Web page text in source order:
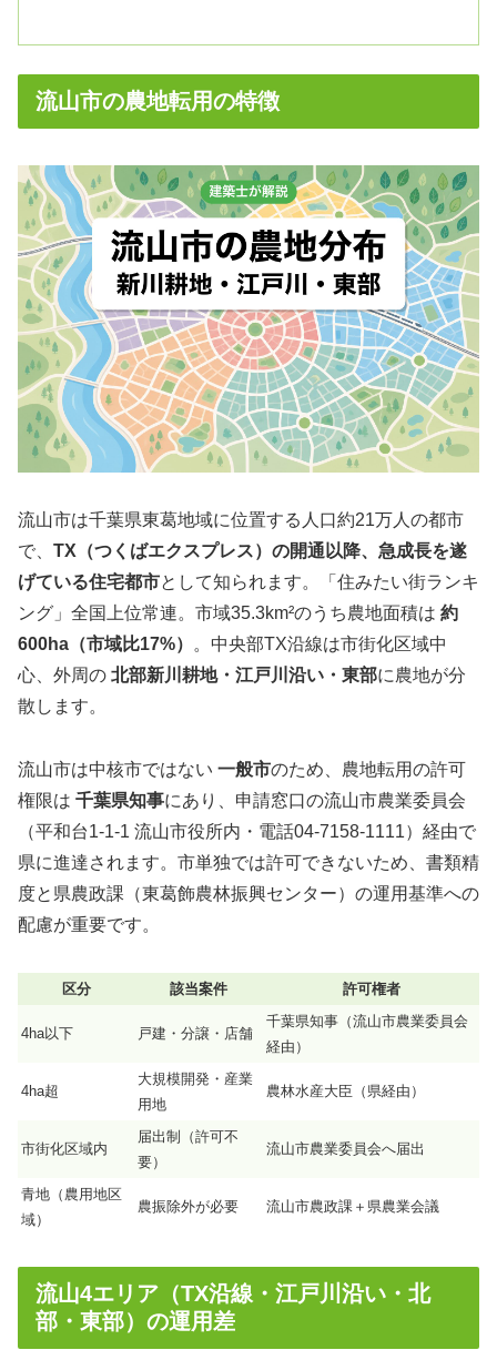
流山市の農地転用の特徴
流山市は千葉県東葛地域に位置する人口約21万人の都市
で、 TX（つくばエクスプレス）の開通以降、急成長を遂
げている住宅都市として知られます。「住みたい街ランキ
ング」全国上位常連。市域35.3km²のうち農地面積は 約
600ha（市域比17%）
。中央部TX沿線は市街化区域中
心、外周の 北部新川耕地・江戸川沿い・東部に農地が分
散します。
流山市は中核市ではない 一般市のため、農地転用の許可
権限は 千葉県知事にあり、申請窓口の流山市農業委員会
（平和台1-1-1 流山市役所内・電話04-7158-1111）経由で
県に進達されます。市単独では許可できないため、書類精
度と県農政課（東葛飾農林振興センター）の運用基準への
配慮が重要です。
区分 該当案件 許可権者
4ha以下 戸建・分譲・店舗
千葉県知事（流山市農業委員会
経由）
4ha超
大規模開発・産業
用地
農林水産大臣（県経由）
市街化区域内
届出制（許可不
要）
流山市農業委員会へ届出
青地（農用地区
域）
農振除外が必要 流山市農政課＋県農業会議
流山4エリア（TX沿線・江戸川沿い・北
部・東部）の運用差